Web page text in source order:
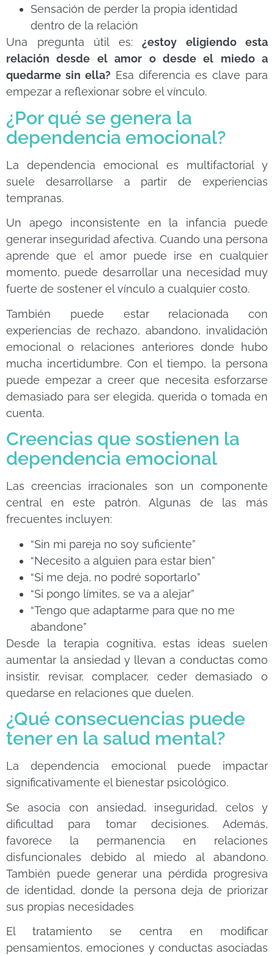
Sensación de perder la propia identidad
dentro de la relación
Una pregunta útil es: ¿estoy eligiendo esta
relación desde el amor o desde el miedo a
quedarme sin ella? Esa diferencia es clave para
empezar a reflexionar sobre el vínculo.
¿Por qué se genera la
dependencia emocional?
La dependencia emocional es multifactorial y
suele desarrollarse a partir de experiencias
tempranas.
Un apego inconsistente en la infancia puede
generar inseguridad afectiva. Cuando una persona
aprende que el amor puede irse en cualquier
momento, puede desarrollar una necesidad muy
fuerte de sostener el vínculo a cualquier costo.
También puede estar relacionada con
experiencias de rechazo, abandono, invalidación
emocional o relaciones anteriores donde hubo
mucha incertidumbre. Con el tiempo, la persona
puede empezar a creer que necesita esforzarse
demasiado para ser elegida, querida o tomada en
cuenta.
Creencias que sostienen la
dependencia emocional
Las creencias irracionales son un componente
central en este patrón. Algunas de las más
frecuentes incluyen:
“Sin mi pareja no soy suficiente”
“Necesito a alguien para estar bien”
“Si me deja, no podré soportarlo”
“Si pongo límites, se va a alejar”
“Tengo que adaptarme para que no me
abandone”
Desde la terapia cognitiva, estas ideas suelen
aumentar la ansiedad y llevan a conductas como
insistir, revisar, complacer, ceder demasiado o
quedarse en relaciones que duelen.
¿Qué consecuencias puede
tener en la salud mental?
La dependencia emocional puede impactar
significativamente el bienestar psicológico.
Se asocia con ansiedad, inseguridad, celos y
dificultad para tomar decisiones. Además,
favorece la permanencia en relaciones
disfuncionales debido al miedo al abandono.
También puede generar una pérdida progresiva
de identidad, donde la persona deja de priorizar
sus propias necesidades
El tratamiento se centra en modificar
pensamientos, emociones y conductas asociadas